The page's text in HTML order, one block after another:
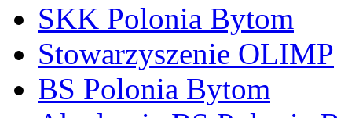
SKK Polonia Bytom
Stowarzyszenie OLIMP
BS Polonia Bytom